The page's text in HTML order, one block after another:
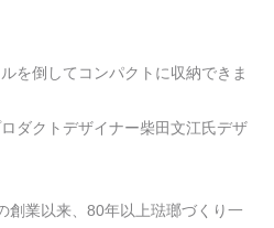
を倒してコンパクトに収納できま
ダクトデザイナー柴田文江氏デザ
創業以来、80年以上琺瑯づくり一